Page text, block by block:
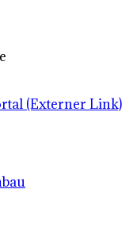
(Externer Link)